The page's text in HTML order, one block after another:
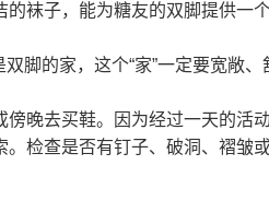
袜子，能为糖友的双脚提供一个
脚的家，这个“家”一定要宽敞、
晚去买鞋。因为经过一天的
检查是否有钉子、破洞、褶皱